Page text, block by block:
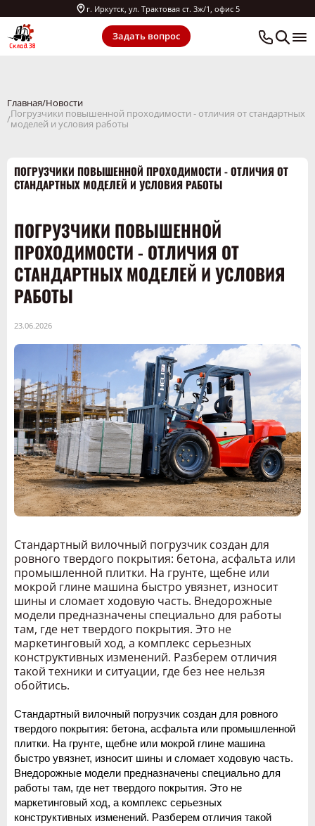
г. Иркутск, ул. Трактовая ст. 3ж/1, офис 5
Задать вопрос
Главная Новости
Погрузчики повышенной проходимости - отличия от стандартных
моделей и условия работы
ПОГРУЗЧИКИ ПОВЫШЕННОЙ ПРОХОДИМОСТИ - ОТЛИЧИЯ ОТ
СТАНДАРТНЫХ МОДЕЛЕЙ И УСЛОВИЯ РАБОТЫ
ПОГРУЗЧИКИ ПОВЫШЕННОЙ
ПРОХОДИМОСТИ - ОТЛИЧИЯ ОТ
СТАНДАРТНЫХ МОДЕЛЕЙ И УСЛОВИЯ
РАБОТЫ
23.06.2026
Стандартный вилочный погрузчик создан для
ровного твердого покрытия: бетона, асфальта или
промышленной плитки. На грунте, щебне или
мокрой глине машина быстро увязнет, износит
шины и сломает ходовую часть. Внедорожные
модели предназначены специально для работы
там, где нет твердого покрытия. Это не
маркетинговый ход, а комплекс серьезных
конструктивных изменений. Разберем отличия
такой техники и ситуации, где без нее нельзя
обойтись.
Стандартный вилочный погрузчик создан для ровного
твердого покрытия: бетона, асфальта или промышленной
плитки. На грунте, щебне или мокрой глине машина
быстро увязнет, износит шины и сломает ходовую часть.
Внедорожные модели предназначены специально для
работы там, где нет твердого покрытия. Это не
маркетинговый ход, а комплекс серьезных
конструктивных изменений. Разберем отличия такой